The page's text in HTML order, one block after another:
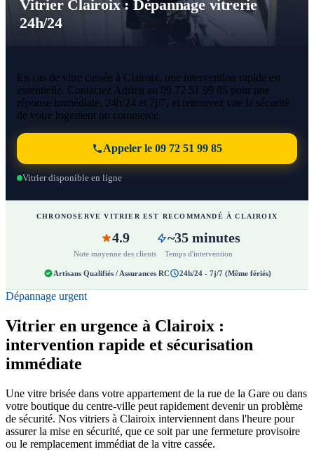
Vitrier Clairoix : Dépannage vitrerie
24h/24
En cas de vitre cassée à Clairoix, une intervention rapide est
essentielle. Contactez Adrien au 09 72 51 99 85 pour une
réponse immédiate, 24h/24 et 7j/7, et retrouvez vite la sécurité
de votre logement ou commerce.
Appeler le 09 72 51 99 85
Vitrier disponible en ligne
CHRONOSERVE VITRIER EST RECOMMANDÉ À CLAIROIX
4.9
Note moyenne des clients
~35 minutes
Temps d'intervention
Artisans Qualifiés / Assurances RC 24h/24 - 7j/7 (Même fériés)
Dépannage urgent
Vitrier en urgence à Clairoix :
intervention rapide et sécurisation
immédiate
Une vitre brisée dans votre appartement de la rue de la Gare ou dans
votre boutique du centre-ville peut rapidement devenir un problème
de sécurité. Nos vitriers à Clairoix interviennent dans l'heure pour
assurer la mise en sécurité, que ce soit par une fermeture provisoire
ou le remplacement immédiat de la vitre cassée.